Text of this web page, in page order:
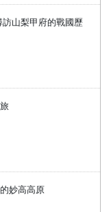
山梨甲府的戰國歷
妙高高原